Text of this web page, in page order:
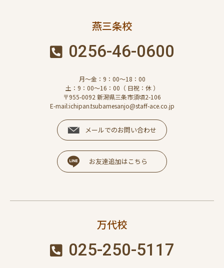
燕三条校
0256-46-0600
月～金：9：00～18：00
土：9：00～16：00（ 日祝：休 ）
〒955-0092 新潟県三条市須頃2-106
E-mail:ichipan.tsubamesanjo@staff-ace.co.jp
メールでのお問い合わせ
お友達追加はこちら
万代校
025-250-5117